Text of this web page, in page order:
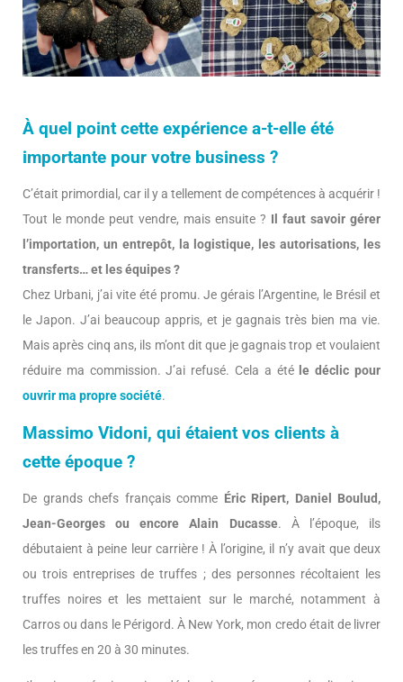
À quel point cette expérience a-t-elle été
importante pour votre business ?
C’était primordial, car il y a tellement de compétences à acquérir !
Tout le monde peut vendre, mais ensuite ? Il faut savoir gérer
l’importation, un entrepôt, la logistique, les autorisations, les
transferts… et les équipes ?
Chez Urbani, j’ai vite été promu. Je gérais l’Argentine, le Brésil et
le Japon. J’ai beaucoup appris, et je gagnais très bien ma vie.
Mais après cinq ans, ils m’ont dit que je gagnais trop et voulaient
réduire ma commission. J’ai refusé. Cela a été le déclic pour
ouvrir ma propre société.
Massimo Vidoni, qui étaient vos clients à
cette époque ?
De grands chefs français comme Éric Ripert, Daniel Boulud,
Jean-Georges ou encore Alain Ducasse. À l’époque, ils
débutaient à peine leur carrière ! À l’origine, il n’y avait que deux
ou trois entreprises de truffes ; des personnes récoltaient les
truffes noires et les mettaient sur le marché, notamment à
Carros ou dans le Périgord. À New York, mon credo était de livrer
les truffes en 20 à 30 minutes.